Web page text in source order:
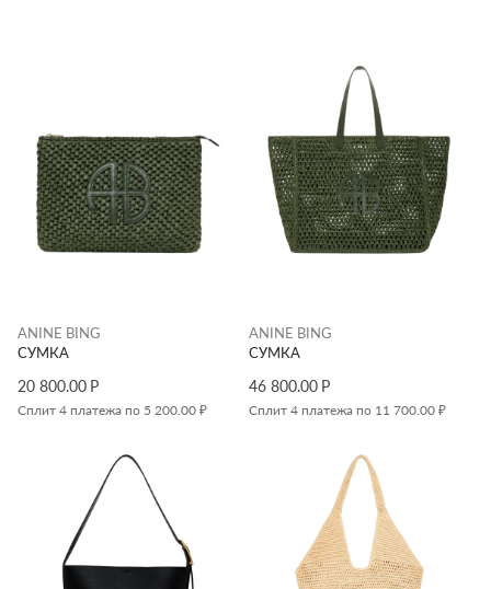
ANINE BING
СУМКА
20 800.00 Р
Сплит 4 платежа по 5 200.00 ₽
ANINE BING
СУМКА
46 800.00 Р
Сплит 4 платежа по 11 700.00 ₽